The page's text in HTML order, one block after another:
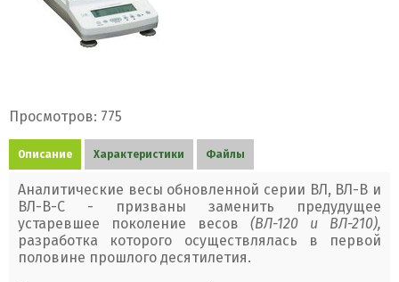
Просмотров: 775
Описание Характеристики Файлы
Аналитические весы обновленной серии ВЛ, ВЛ-В и
ВЛ-В-С - призваны заменить предудущее
устаревшее поколение весов (ВЛ-120 и ВЛ-210),
разработка которого осуществлялась в первой
половине прошлого десятилетия.